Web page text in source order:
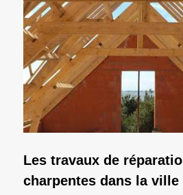
Les travaux de
charpentes dans la ville